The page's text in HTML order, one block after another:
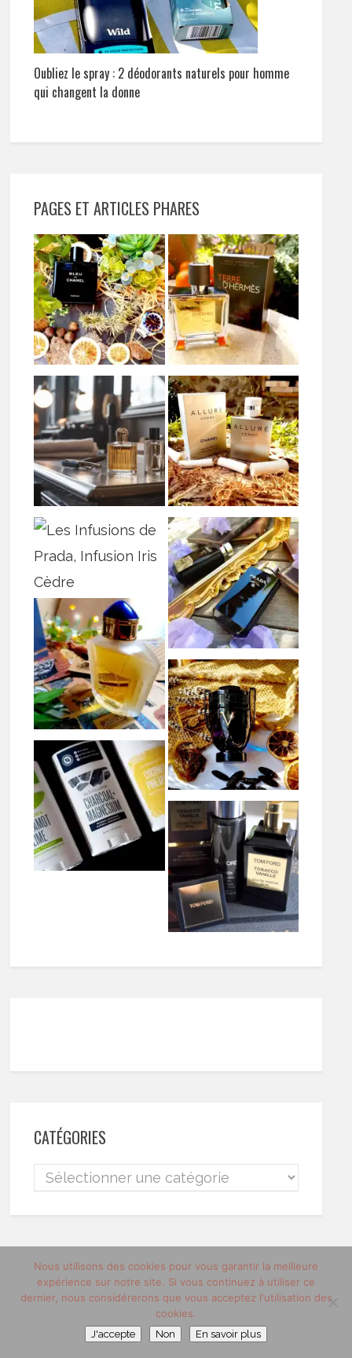
Oubliez le spray : 2 déodorants naturels pour homme
qui changent la donne
PAGES ET ARTICLES PHARES
CATÉGORIES
ARCHIVES
Nous utilisons des cookies pour vous garantir la meilleure
expérience sur notre site. Si vous continuez à utiliser ce
dernier, nous considérerons que vous acceptez l'utilisation des
cookies.
J'accepte Non En savoir plus